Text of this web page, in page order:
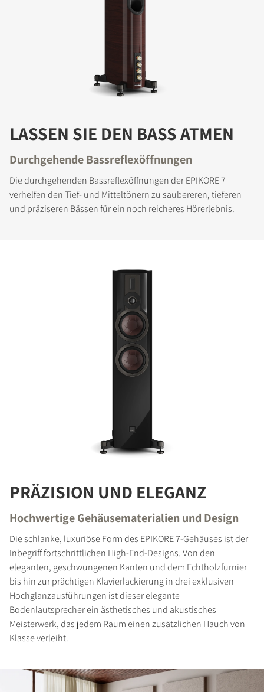
PRODUKTE VERGLEICHEN
LASSEN SIE DEN BASS ATMEN
Durchgehende Bassreflexöffnungen
Die durchgehenden Bassreflexöffnungen der EPIKORE 7
verhelfen den Tief- und Mitteltönern zu saubereren, tieferen
und präziseren Bässen für ein noch reicheres Hörerlebnis.
PRÄZISION UND ELEGANZ
Hochwertige Gehäusematerialien und Design
Die schlanke, luxuriöse Form des EPIKORE 7-Gehäuses ist der
Inbegriff fortschrittlichen High-End-Designs. Von den
eleganten, geschwungenen Kanten und dem Echtholzfurnier
bis hin zur prächtigen Klavierlackierung in drei exklusiven
Hochglanzausführungen ist dieser elegante
Bodenlautsprecher ein ästhetisches und akustisches
Meisterwerk, das jedem Raum einen zusätzlichen Hauch von
Klasse verleiht.
FÜR DOWNLOAD